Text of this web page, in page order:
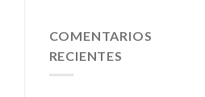
COMENTARIOS
RECIENTES